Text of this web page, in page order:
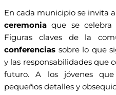
En cada municipio se invita
ceremonia que se
Figuras claves de la
conferencias sobre lo que
y las responsabilidades que
futuro. A los jóvenes
pequeños detalles y